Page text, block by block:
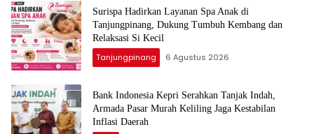
Surispa Hadirkan Layanan Spa Anak di
Tanjungpinang, Dukung Tumbuh Kembang dan
Relaksasi Si Kecil
Tanjungpinang 6 Agustus 2026
Bank Indonesia Kepri Serahkan Tanjak Indah,
Armada Pasar Murah Keliling Jaga Kestabilan
Inflasi Daerah